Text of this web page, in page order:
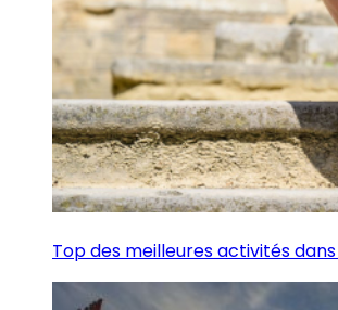
Top des meilleures activités dans